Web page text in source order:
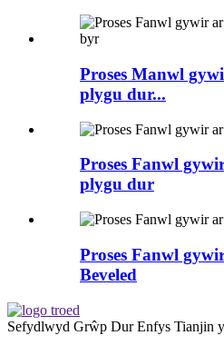
Proses Manwl
plygu dur...
Proses Fanwl
plygu dur
Proses Fanwl
Beveled
Sefydlwyd Grŵp Dur Enfys Tianjin